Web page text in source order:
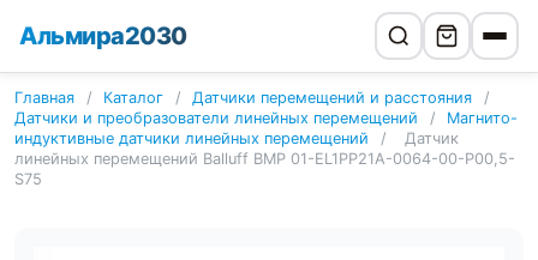
Альмира2030
Главная / Каталог / Датчики перемещений и расстояния
/
Датчики и преобразователи линейных перемещений
/
Магнито-
индуктивные датчики линейных перемещений
/
Датчик
линейных перемещений Balluff BMP 01-EL1PP21A-0064-00-P00,5-
S75